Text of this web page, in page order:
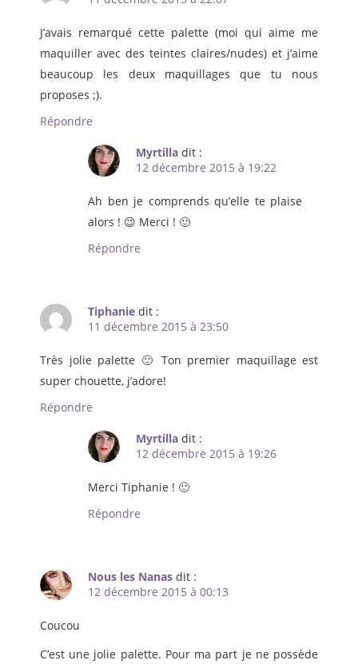
J’avais remarqué cette palette (moi qui aime me
maquiller avec des teintes claires/nudes) et j’aime
beaucoup les deux maquillages que tu nous
proposes ;).
Répondre
Myrtilla dit :
12 décembre 2015 à 19:22
Ah ben je comprends qu’elle te plaise
alors ! 😉 Merci ! 🙂
Répondre
Tiphanie dit :
11 décembre 2015 à 23:50
Très jolie palette 🙂 Ton premier maquillage est
super chouette, j’adore!
Répondre
Myrtilla dit :
12 décembre 2015 à 19:26
Merci Tiphanie ! 🙂
Répondre
Nous les Nanas dit :
12 décembre 2015 à 00:13
Coucou
C’est une jolie palette. Pour ma part je ne possède